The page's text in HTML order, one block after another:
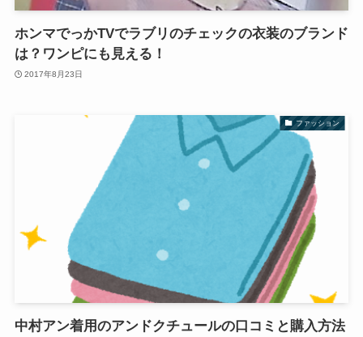
ホンマでっかTVでラブリのチェックの衣装のブランド
は？ワンピにも見える！
2017年8月23日
ファッション
中村アン着用のアンドクチュールの口コミと購入方法